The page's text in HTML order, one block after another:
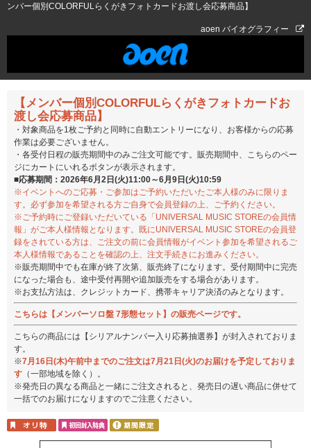
ンバー個別COLORFULらくがきフォトカードお渡し会応募商品】
aoen バイオグラフィー
【メンバー個別COLORFULらくがきフォトカードお
渡し会応募商品】
・対象商品を1枚ご予約と同時に自動エントリーになり、お客様からの応募
作業は必要ございません。
・各受付日程の販売期間中のみご注文可能です。販売期間中、こちらのペー
ジにカートにいれるボタンが表示されます。
■応募期間：2026年6月2日(火)11:00～6月9日(火)10:59
※イベントへのご応募・ご参加はご予約いただいたご本人様のみに限りま
す。必ず参加を希望される方ご自身で会員登録の上、ご予約ください。
※ご予約時にご登録いただいている「UNIVERSAL MUSIC STOREの会員情
報」がご本人様情報となります。既にUNIVERSAL MUSIC STOREの会員登
録をされている方は、ご注文の前に会員情報がイベント参加を希望されるご
本人様情報であることを確認の上、注文手続きにお進みください。
※販売期間中でも在庫が終了次第、販売終了になります。受付期間中に完売
になった場合も、途中受付再開や追加販売をする場合があります。
※お支払方法は、クレジットカード、携帯キャリア決済のみとなります。
こちらは【メンバーソロ盤 7形態セット】の販売ページです。
こちらの商品には【シリアルナンバー入り応募抽選券】が封入されておりま
す。
※7月16日(木)午前中までのご注文は7月21日(火)のお届けを予定しておりま
す （一部地域を除く）。
※発売日の異なる商品と一緒にご注文されると、発売日の遅い商品に併せて
一括でのお届けになりますのでご注意ください。